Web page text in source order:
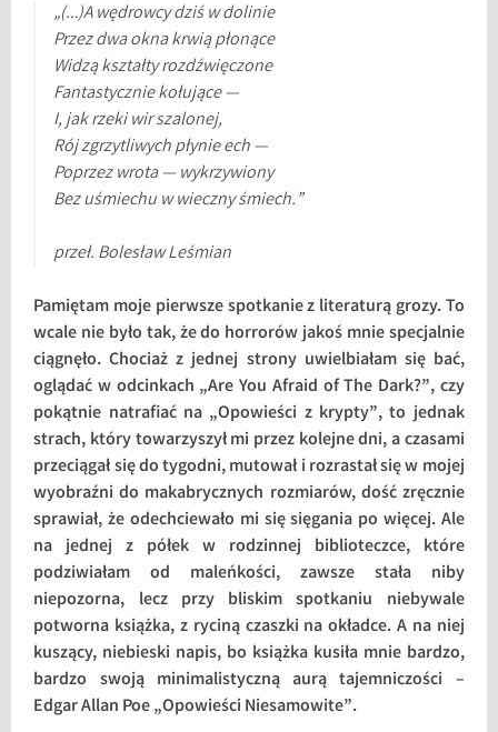
„(…)A wędrowcy dziś w dolinie
Przez dwa okna krwią płonące
Widzą kształty rozdźwięczone
Fantastycznie kołujące —
I, jak rzeki wir szalonej,
Rój zgrzytliwych płynie ech —
Poprzez wrota — wykrzywiony
Bez uśmiechu w wieczny śmiech.”
przeł. Bolesław Leśmian
Pamiętam moje pierwsze spotkanie z literaturą grozy. To
wcale nie było tak, że do horrorów jakoś mnie specjalnie
ciągnęło. Chociaż z jednej strony uwielbiałam się bać,
oglądać w odcinkach „Are You Afraid of The Dark?”, czy
pokątnie natrafiać na „Opowieści z krypty”, to jednak
strach, który towarzyszył mi przez kolejne dni, a czasami
przeciągał się do tygodni, mutował i rozrastał się w mojej
wyobraźni do makabrycznych rozmiarów, dość zręcznie
sprawiał, że odechciewało mi się sięgania po więcej. Ale
na jednej z półek w rodzinnej biblioteczce, które
podziwiałam od maleńkości, zawsze stała niby
niepozorna, lecz przy bliskim spotkaniu niebywale
potworna książka, z ryciną czaszki na okładce. A na niej
kuszący, niebieski napis, bo książka kusiła mnie bardzo,
bardzo swoją minimalistyczną aurą tajemniczości –
Edgar Allan Poe „Opowieści Niesamowite”.